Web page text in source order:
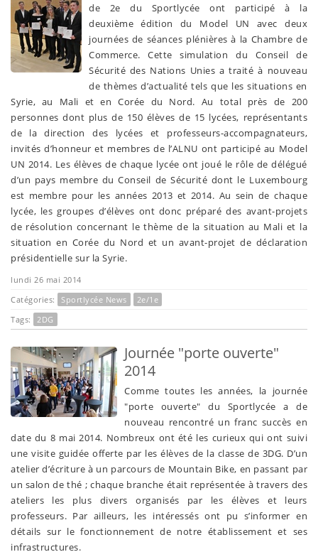
de 2e du Sportlycée ont participé à la
deuxième édition du Model UN avec deux
journées de séances plénières à la Chambre de
Commerce. Cette simulation du Conseil de
Sécurité des Nations Unies a traité à nouveau
de thèmes d’actualité tels que les situations en
Syrie, au Mali et en Corée du Nord. Au total près de 200
personnes dont plus de 150 élèves de 15 lycées, représentants
de la direction des lycées et professeurs-accompagnateurs,
invités d’honneur et membres de l’ALNU ont participé au Model
UN 2014. Les élèves de chaque lycée ont joué le rôle de délégué
d’un pays membre du Conseil de Sécurité dont le Luxembourg
est membre pour les années 2013 et 2014. Au sein de chaque
lycée, les groupes d’élèves ont donc préparé des avant-projets
de résolution concernant le thème de la situation au Mali et la
situation en Corée du Nord et un avant-projet de déclaration
présidentielle sur la Syrie.
lundi 26 mai 2014
Catégories:
Sportlycée News
2e/1e
Tags:
2DG
Journée "porte ouverte"
2014
Comme toutes les années, la journée
"porte ouverte" du Sportlycée a de
nouveau rencontré un franc succès en
date du 8 mai 2014. Nombreux ont été les curieux qui ont suivi
une visite guidée offerte par les élèves de la classe de 3DG. D’un
atelier d’écriture à un parcours de Mountain Bike, en passant par
un salon de thé ; chaque branche était représentée à travers des
ateliers les plus divers organisés par les élèves et leurs
professeurs. Par ailleurs, les intéressés ont pu s’informer en
détails sur le fonctionnement de notre établissement et ses
infrastructures.